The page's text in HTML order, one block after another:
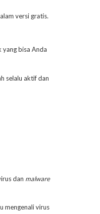
versi gratis.
bisa Anda
selalu aktif dan
dan malware
mengenali virus